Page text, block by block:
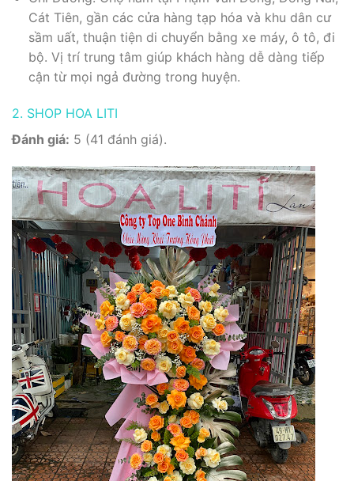
Cát Tiên, gần các cửa hàng tạp hóa và khu dân cư
sầm uất, thuận tiện di chuyển bằng xe máy, ô tô, đi
bộ. Vị trí trung tâm giúp khách hàng dễ dàng tiếp
cận từ mọi ngả đường trong huyện.
2. SHOP HOA LITI
Đánh giá: 5 (41 đánh giá).